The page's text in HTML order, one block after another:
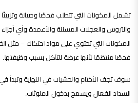
تشمل المكونات التي تتطلب فحصًا وصيانة
والتروس والعجلات المسننة والأعمدة وأي
المكونات التي تحتوي على مواد احتكاك – مثل
فحصًا منتظمًا لأنها عرضة للتآكل بسبب وظيفتها.
سوف تجف الأختام والحشيات في النهاية وتبدأ في
السداد الفعال ويسمح بدخول الملوثات.